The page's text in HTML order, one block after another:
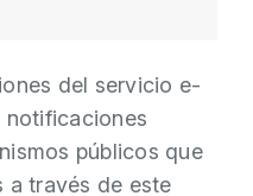
del servicio e-
notificaciones
públicos que
a través de este